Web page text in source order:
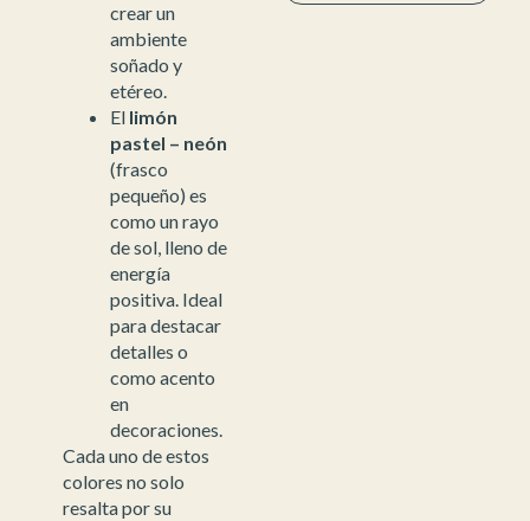
crear un
ambiente
soñado y
etéreo.
El limón
pastel – neón
(frasco
pequeño) es
como un rayo
de sol, lleno de
energía
positiva. Ideal
para destacar
detalles o
como acento
en
decoraciones.
Cada uno de estos
colores no solo
resalta por su